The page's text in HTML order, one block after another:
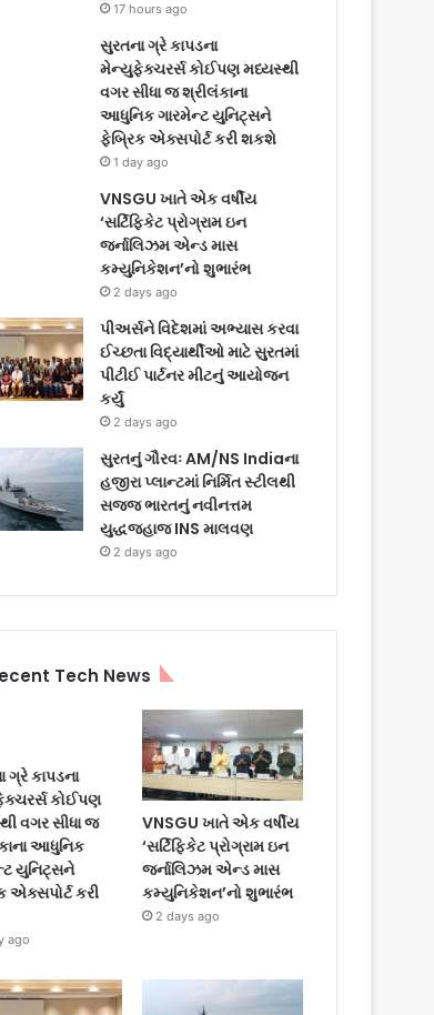
17 hours ago
સુરતના ગ્રે કાપડના
મેન્યુફેક્ચરર્સ કોઈપણ મધ્યસ્થી
વગર સીધા જ શ્રીલંકાના
આધુનિક ગારમેન્ટ યુનિટ્સને
ફેબ્રિક એક્સપોર્ટ કરી શકશે
1 day ago
VNSGU ખાતે એક વર્ષીય
‘સર્ટિફિકેટ પ્રોગ્રામ ઇન
જર્નાલિઝમ એન્ડ માસ
કમ્યુનિકેશન’નો શુભારંભ
2 days ago
પીઅર્સને વિદેશમાં અભ્યાસ કરવા
ઈચ્છતા વિદ્યાર્થીઓ માટે સુરતમાં
પીટીઈ પાર્ટનર મીટનું આયોજન
કર્યું
2 days ago
સુરતનું ગૌરવઃ AM/NS Indiaના
હજીરા પ્લાન્ટમાં નિર્મિત સ્ટીલથી
સજ્જ ભારતનું નવીનત્તમ
યુદ્ધજહાજ INS માલવણ
2 days ago
Tech News
ગ્રે કાપડના
કોઈપણ
વગર સીધા જ
આધુનિક
યુનિટ્સને
એક્સપોર્ટ કરી
ago
VNSGU ખાતે એક વર્ષીય
‘સર્ટિફિકેટ પ્રોગ્રામ ઇન
જર્નાલિઝમ એન્ડ માસ
કમ્યુનિકેશન’નો શુભારંભ
2 days ago